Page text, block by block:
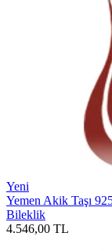
Yeni
Yemen Akik Taşı
Bileklik
4.546,00 TL